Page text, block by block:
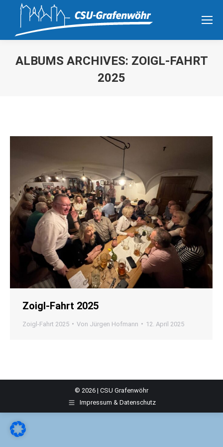
ALBUMS ARCHIVES: ZOIGL-FAHRT
2025
Zoigl-Fahrt 2025
Zoigl-Fahrt 2025 Von Jürgen Hofmann 12. April 2025
© 2026 | CSU Grafenwöhr
Impressum & Datenschutz